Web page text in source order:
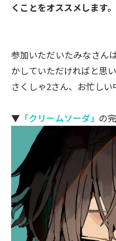
くことをオススメします。
参加いただいたみなさん
かしていただければと思い
さくしゃ2さん、お忙しい
▼「クリームソーダ」 の